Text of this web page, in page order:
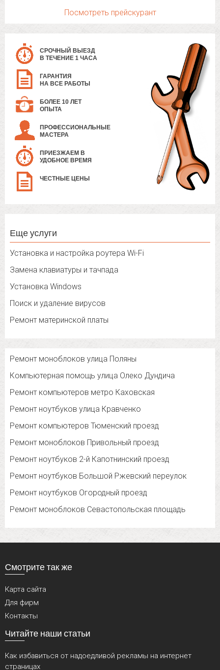
Посмотреть прейскурант
СРОЧНЫЙ ВЫЕЗД
В ТЕЧЕНИЕ 1 ЧАСА
ГАРАНТИЯ
НА ВСЕ РАБОТЫ
БОЛЕЕ 10 ЛЕТ
ОПЫТА
ПРОФЕССИОНАЛЬНЫЕ
МАСТЕРА
ПРИЕЗЖАЕМ В
УДОБНОЕ ВРЕМЯ
ЧЕСТНЫЕ ЦЕНЫ
Еще услуги
Установка и настройка роутера Wi-Fi
Замена клавиатуры и тачпада
Установка Windows
Поиск и удаление вирусов
Ремонт материнской платы
Ремонт моноблоков улица Поляны
Компьютерная помощь улица Олеко Дундича
Ремонт компьютеров метро Каховская
Ремонт ноутбуков улица Кравченко
Ремонт компьютеров Тюменский проезд
Ремонт моноблоков Привольный проезд
Ремонт ноутбуков 2-й Капотнинский проезд
Ремонт ноутбуков Большой Ржевский переулок
Ремонт ноутбуков Огородный проезд
Ремонт моноблоков Севастопольская площадь
Смотрите так же
Карта сайта
Для фирм
Контакты
Читайте наши статьи
Как избавиться от надоедливой рекламы на интернет
страницах